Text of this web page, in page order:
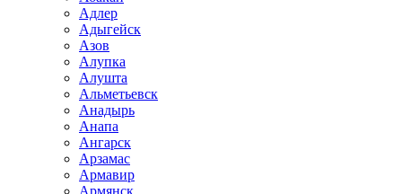
Адлер
Адыгейск
Азов
Алупка
Алушта
Альметьевск
Анадырь
Анапа
Ангарск
Арзамас
Армавир
Армянск